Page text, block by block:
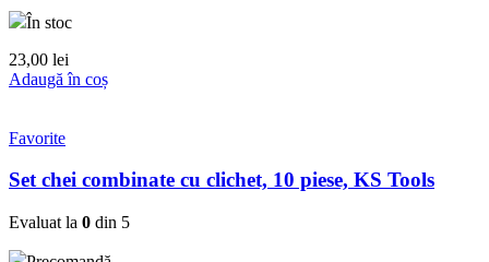
În stoc
23,00 lei
Adaugă în coș
Favorite
Set chei combinate cu clichet, 10 piese, KS Tools
Evaluat la 0 din 5